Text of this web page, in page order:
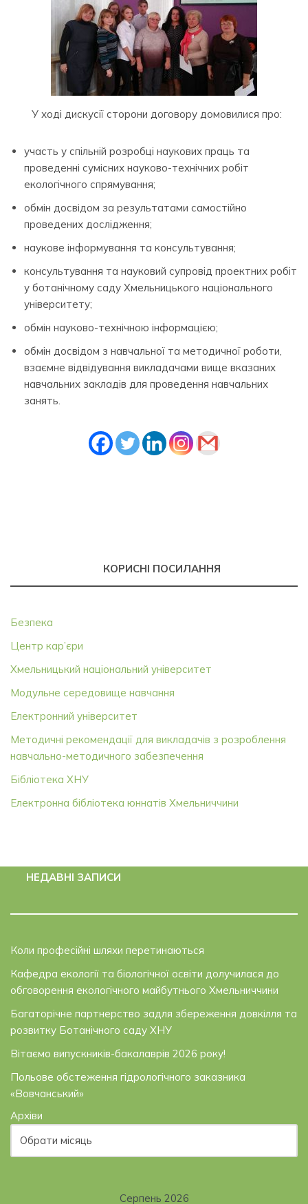
У ході дискусії сторони договору домовилися про:
участь у спільній розробці наукових праць та
проведенні сумісних науково-технічних робіт
екологічного спрямування;
обмін досвідом за результатами самостійно
проведених дослідження;
наукове інформування та консультування;
консультування та науковий супровід проектних робіт
у ботанічному саду Хмельницького національного
університету;
обмін науково-технічною інформацією;
обмін досвідом з навчальної та методичної роботи,
взаємне відвідування викладачами вище вказаних
навчальних закладів для проведення навчальних
занять.
КОРИСНІ ПОСИЛАННЯ
Безпека
Центр кар’єри
Хмельницький національний університет
Модульне середовище навчання
Електронний університет
Методичні рекомендації для викладачів з розроблення
навчально-методичного забезпечення
Бібліотека ХНУ
Електронна бібліотека юннатів Хмельниччини
НЕДАВНІ ЗАПИСИ
Коли професійні шляхи перетинаються
Кафедра екології та біологічної освіти долучилася до
обговорення екологічного майбутнього Хмельниччини
Багаторічне партнерство задля збереження довкілля та
розвитку Ботанічного саду ХНУ
Вітаємо випускників-бакалаврів 2026 року!
Польове обстеження гідрологічного заказника
«Вовчанський»
Архіви
Серпень 2026